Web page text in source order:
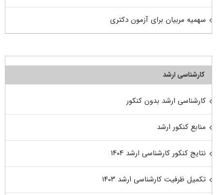
سهمیه مربیان برای آزمون دکتری
کارشناسی ارشد
کارشناسی ارشد بدون کنکور
منابع کنکور ارشد
نتایج کنکور کارشناسی ارشد ۱۴۰۴
تکمیل ظرفیت کارشناسی ارشد ۱۴۰۳